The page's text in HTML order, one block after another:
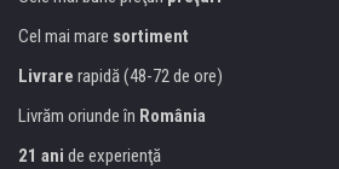
Cel mai mare sortiment
Livrare rapidă (48-72 de ore)
Livrăm oriunde în România
21 ani de experienţă